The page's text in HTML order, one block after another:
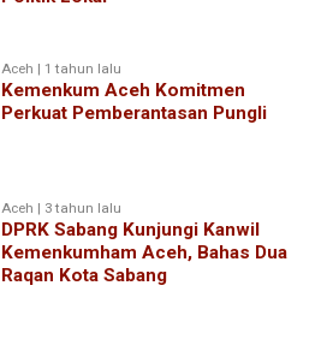
Aceh | 1 tahun lalu
Kemenkum Aceh Komitmen
Perkuat Pemberantasan Pungli
Aceh | 3 tahun lalu
DPRK Sabang Kunjungi Kanwil
Kemenkumham Aceh, Bahas Dua
Raqan Kota Sabang